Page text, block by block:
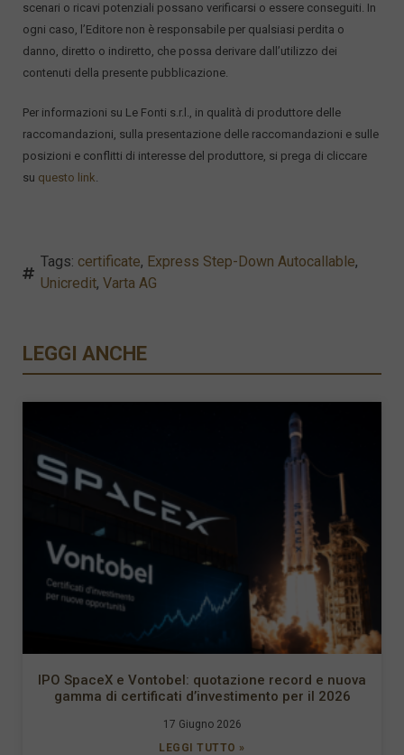
scenari o ricavi potenziali possano verificarsi o essere conseguiti. In
ogni caso, l’Editore non è responsabile per qualsiasi perdita o
danno, diretto o indiretto, che possa derivare dall’utilizzo dei
contenuti della presente pubblicazione.
Per informazioni su Le Fonti s.r.l., in qualità di produttore delle
raccomandazioni, sulla presentazione delle raccomandazioni e sulle
posizioni e conflitti di interesse del produttore, si prega di cliccare
su questo link
Tags: certificate, Express Step-Down Autocallable,
Unicredit, Varta AG
LEGGI ANCHE
IPO SpaceX e Vontobel: quotazione record e nuova
gamma di certificati d’investimento per il 2026
17 Giugno 2026
LEGGI TUTTO »